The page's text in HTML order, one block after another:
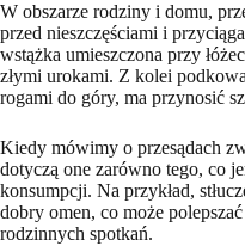
W obszarze rodziny i domu,
przed nieszczęściami i
wstążka umieszczona przy
złymi urokami. Z kolei
rogami do góry, ma przynosić
Kiedy mówimy o przesądach
dotyczą one zarówno tego, co
konsumpcji. Na przykład,
dobry omen, co może
rodzinnych spotkań.